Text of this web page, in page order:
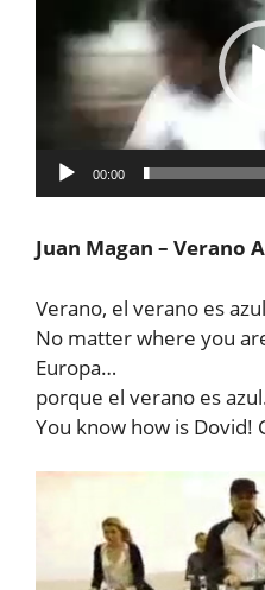
00:00
Juan Magan – Verano
Verano, el verano es
No matter where you
Europa…
porque el verano es
You know how is Dovid!